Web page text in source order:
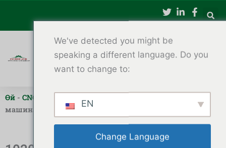
Өй - CNC агач токарь
машинасы
We've detected you might be
speaking a different language. Do you
want to change to:
EN
Change Language